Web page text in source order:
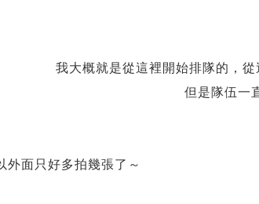
我大概就是從這裡開始排隊的，
但是隊伍一
外面只好多拍幾張了～